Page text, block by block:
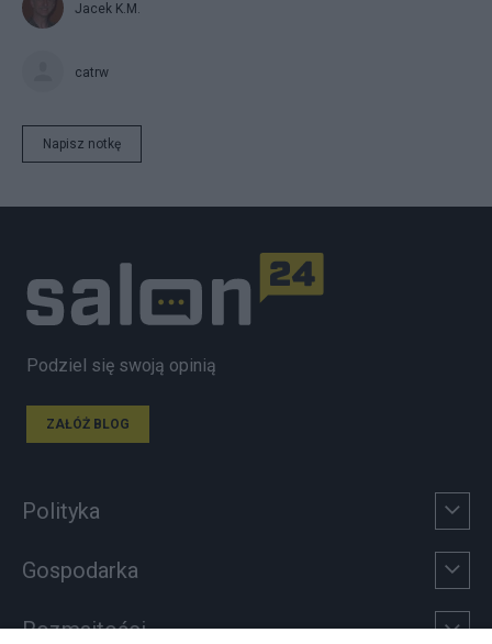
Jacek K.M.
catrw
Napisz notkę
Podziel się swoją opinią
ZAŁÓŻ BLOG
Polityka
Gospodarka
Rozmaitości